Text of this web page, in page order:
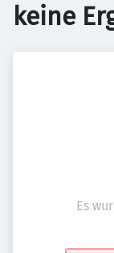
keine
Es